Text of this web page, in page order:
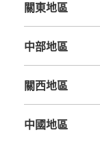
ヤエチカ大
整体スタンド
關東地區
中部地區
關西地區
中國地區